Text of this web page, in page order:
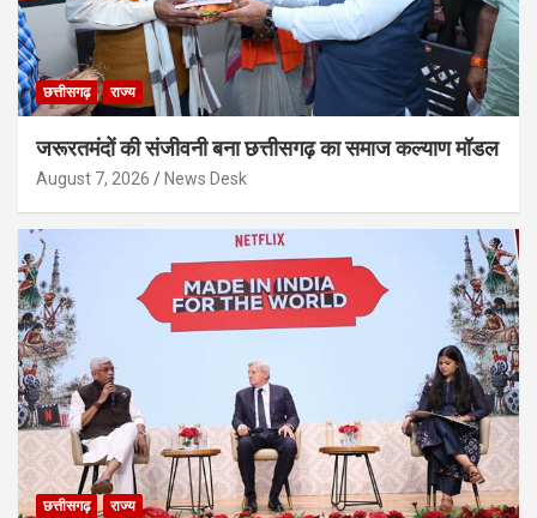
छत्तीसगढ़ राज्य
जरूरतमंदों की संजीवनी बना छत्तीसगढ़ का समाज कल्याण मॉडल
August 7, 2026 News Desk
छत्तीसगढ़ राज्य